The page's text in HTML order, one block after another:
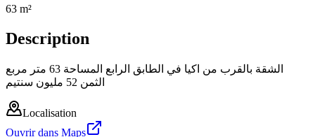
63 m²
Description
الشقة بالقرب من اكيا في الطابق الرابع المساحة 63 متر مربع
الثمن 52 مليون سنتيم
Localisation
Ouvrir dans Maps